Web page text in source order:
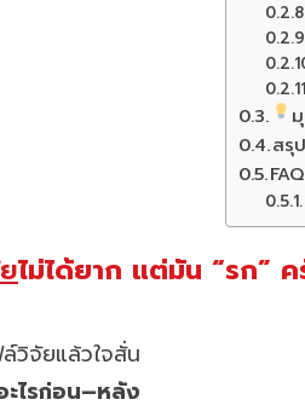
สรุ
ไม่ได้ยาก แต่มัน “รก”
วิจัยแล้วใจสั่น
ไรก่อน–หลัง